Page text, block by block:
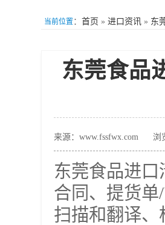
当前位置 ： 首页 » 进口资讯 » 东
东莞食品
来源：www.fssfwx.com 浏
东莞食品进
合同、提货
扫描和翻译